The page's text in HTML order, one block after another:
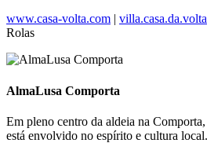
www.casa-volta.com |
Rolas
AlmaLusa Comporta
Em pleno centro da aldeia na
está envolvido no espírito e cultura local.